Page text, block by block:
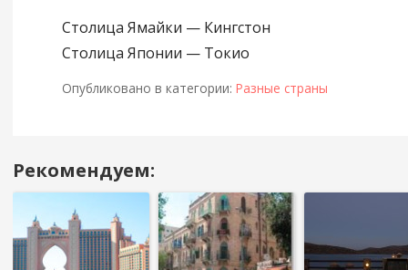
Столица Ямайки — Кингстон
Столица Японии — Токио
Опубликовано в категории: Разные страны
Навигация
в
посте
Рекомендуем: